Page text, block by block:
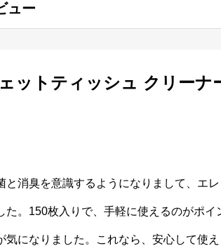
ュー
ットティッシュ クリーナ
と消臭を意識するようになりまして、エ
た。150枚入りで、手軽に使えるのがポ
気になりました。これなら、安心して使